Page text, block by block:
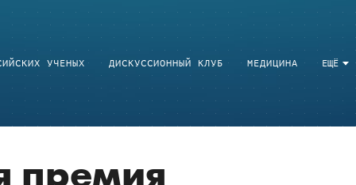
ЕЩЁ
УЧЕНЫХ ДИСКУССИОННЫЙ КЛУБ МЕДИЦИНА
премия